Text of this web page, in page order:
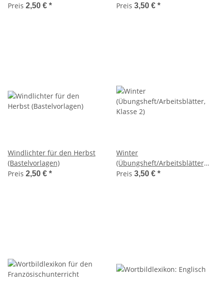
Preis 2,50 € *
Preis 3,50 € *
Windlichter für den Herbst
(Bastelvorlagen)
Preis 2,50 € *
Winter
(Übungsheft/Arbeitsblätter,
Klasse 2)
Preis 3,50 € *